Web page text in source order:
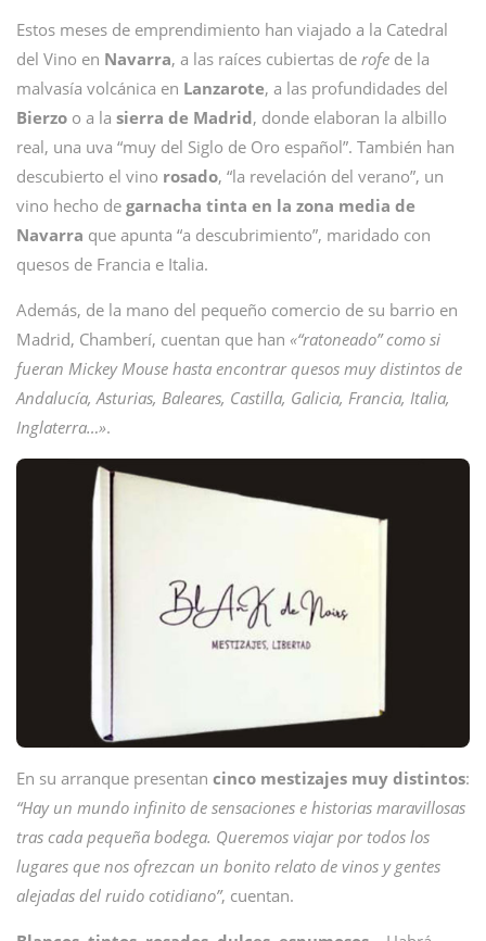
Estos meses de emprendimiento han viajado a la Catedral
del Vino en Navarra, a las raíces cubiertas de rofe de la
malvasía volcánica en Lanzarote, a las profundidades del
Bierzo o a la sierra de Madrid, donde elaboran la albillo
real, una uva “muy del Siglo de Oro español”. También han
descubierto el vino rosado, “la revelación del verano”, un
vino hecho de garnacha tinta en la zona media de
Navarra que apunta “a descubrimiento”, maridado con
quesos de Francia e Italia.
Además, de la mano del pequeño comercio de su barrio en
Madrid, Chamberí, cuentan que han «“ratoneado” como si
fueran Mickey Mouse hasta encontrar quesos muy distintos de
Andalucía, Asturias, Baleares, Castilla, Galicia, Francia, Italia,
Inglaterra…».
En su arranque presentan cinco mestizajes muy distintos:
“Hay un mundo infinito de sensaciones e historias maravillosas
tras cada pequeña bodega. Queremos viajar por todos los
lugares que nos ofrezcan un bonito relato de vinos y gentes
alejadas del ruido cotidiano”, cuentan.